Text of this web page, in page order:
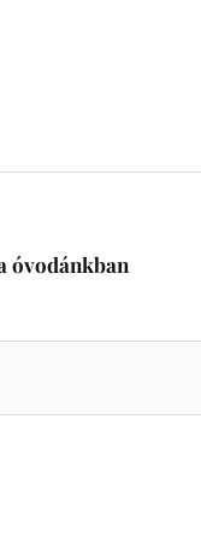
óvodánkban